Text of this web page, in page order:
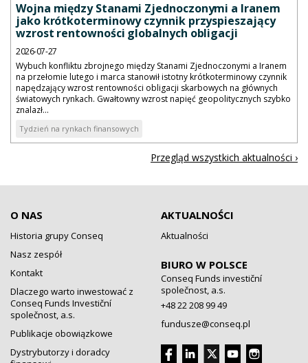
Wojna między Stanami Zjednoczonymi a Iranem
jako krótkoterminowy czynnik przyspieszający
wzrost rentowności globalnych obligacji
2026-07-27
Wybuch konfliktu zbrojnego między Stanami Zjednoczonymi a Iranem
na przełomie lutego i marca stanowił istotny krótkoterminowy czynnik
napędzający wzrost rentowności obligacji skarbowych na głównych
światowych rynkach. Gwałtowny wzrost napięć geopolitycznych szybko
znalazł...
Tydzień na rynkach finansowych
Przegląd wszystkich aktualności ›
O NAS
Historia grupy Conseq
Nasz zespół
Kontakt
Dlaczego warto inwestować z
Conseq Funds Investiční
společnost, a.s.
Publikacje obowiązkowe
Dystrybutorzy i doradcy
AKTUALNOŚCI
Aktualności
BIURO W POLSCE
Conseq Funds investiční
společnost, a.s.
+48 22 208 99 49
fundusze@conseq.pl